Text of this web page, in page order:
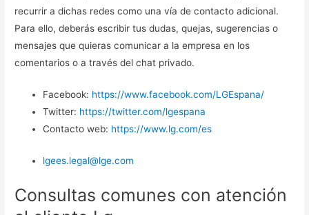
recurrir a dichas redes como una vía de contacto adicional.
Para ello, deberás escribir tus dudas, quejas, sugerencias o
mensajes que quieras comunicar a la empresa en los
comentarios o a través del chat privado.
Facebook: https://www.facebook.com/LGEspana/
Twitter: https://twitter.com/lgespana
Contacto web: https://www.lg.com/es
lgees.legal@lge.com
Consultas comunes con atención